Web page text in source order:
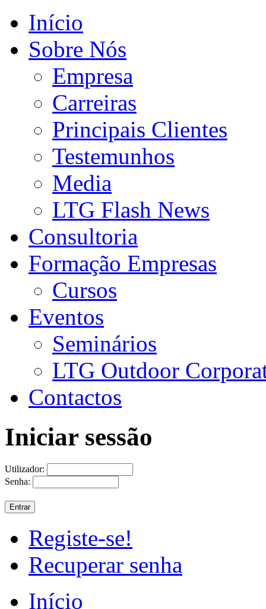
Início
Sobre Nós
Empresa
Carreiras
Principais Clientes
Testemunhos
Media
LTG Flash News
Consultoria
Formação Empresas
Cursos
Eventos
Seminários
LTG Outdoor
Contactos
Iniciar sessão
Utilizador:
Senha:
Registe-se!
Recuperar senha
Início